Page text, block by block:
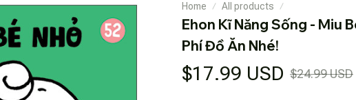
Home
All products
Ehon Kĩ Năng Sống - Miu
Phí Đồ Ăn Nhé!
$17.99 USD $24.99 USD